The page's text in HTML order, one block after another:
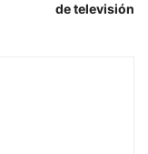
de televisión